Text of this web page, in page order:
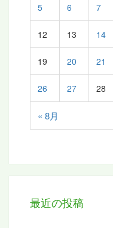
« 8月
5 6 7
12 13 14
19 20 21
26 27 28
最近の投稿